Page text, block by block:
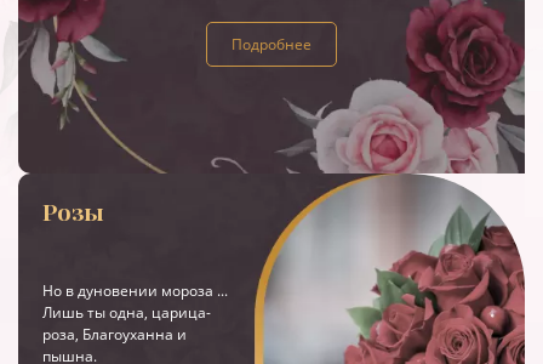
Подробнее
Розы
Но в дуновении мороза ...
Лишь ты одна, царица-
роза, Благоуханна и
пышна.